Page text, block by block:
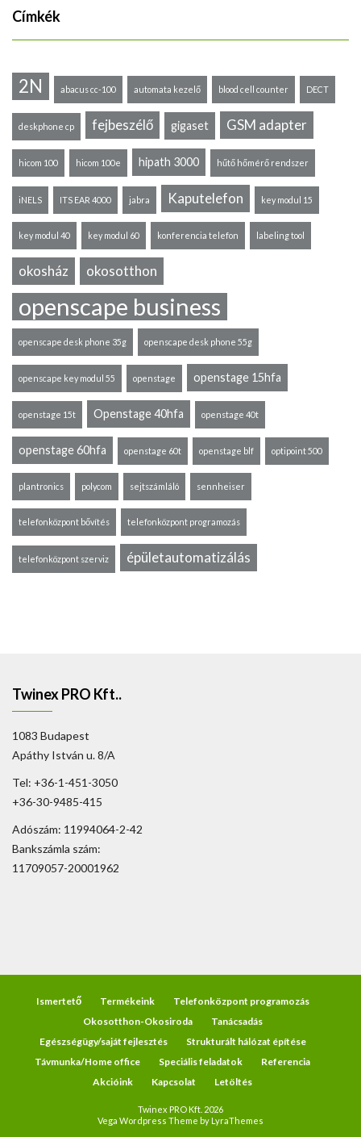
Címkék
2N abacus cc-100 automata kezelő blood cell counter DECT
deskphone cp fejbeszélő gigaset GSM adapter
hicom 100 hicom 100e hipath 3000 hűtő hőmérő rendszer
iNELS ITS EAR 4000 jabra Kaputelefon key modul 15
key modul 40 key modul 60 konferencia telefon labeling tool
okosház okosotthon
openscape business
openscape desk phone 35g openscape desk phone 55g
openscape key modul 55 openstage openstage 15hfa
openstage 15t Openstage 40hfa openstage 40t
openstage 60hfa openstage 60t openstage blf optipoint 500
plantronics polycom sejtszámláló sennheiser
telefonközpont bővítés telefonközpont programozás
telefonközpont szerviz épületautomatizálás
Twinex PRO Kft..
1083 Budapest
Apáthy István u. 8/A
Tel: +36-1-451-3050
+36-30-9485-415
Adószám: 11994064-2-42
Bankszámla szám:
11709057-20001962
Ismertető Termékeink
Telefonközpont programozás
Okosotthon-Okosiroda
Tanácsadás
Egészségügy/saját fejlesztés
Strukturált hálózat építése
Távmunka/Home office
Speciális feladatok
Referencia
Akcióink
Kapcsolat Letöltés
Twinex PRO Kft. 2026
Vega Wordpress Theme byLyraThemes